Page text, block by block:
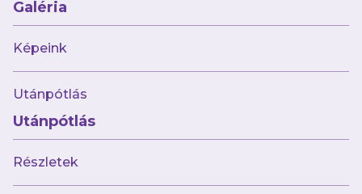
Galéria
Képeink
Utánpótlás
Utánpótlás
Részletek